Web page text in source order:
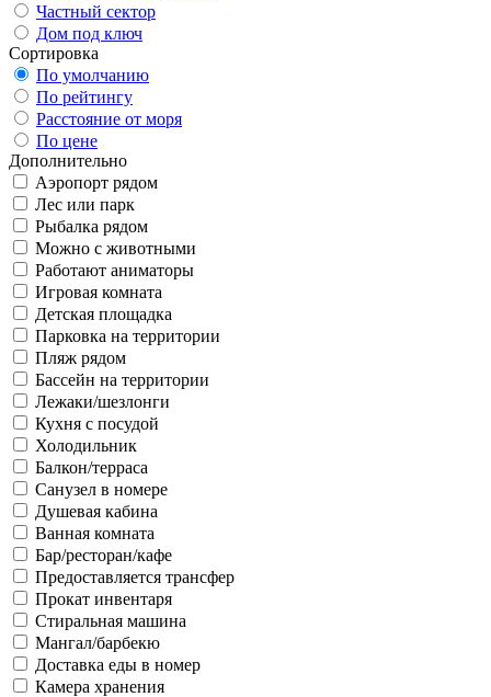
Частный сектор
Дом под ключ
Сортировка
По умолчанию
По рейтингу
Расстояние от моря
По цене
Дополнительно
Аэропорт рядом
Лес или парк
Рыбалка рядом
Можно с животными
Работают аниматоры
Игровая комната
Детская площадка
Парковка на территории
Пляж рядом
Бассейн на территории
Лежаки/шезлонги
Кухня с посудой
Холодильник
Балкон/терраса
Санузел в номере
Душевая кабина
Ванная комната
Бар/ресторан/кафе
Предоставляется трансфер
Прокат инвентаря
Стиральная машина
Мангал/барбекю
Доставка еды в номер
Камера хранения